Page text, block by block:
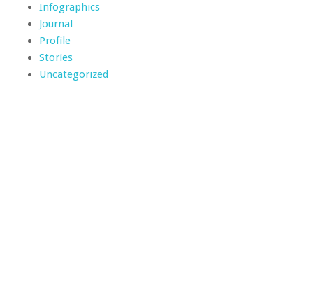
Infographics
Journal
Profile
Stories
Uncategorized